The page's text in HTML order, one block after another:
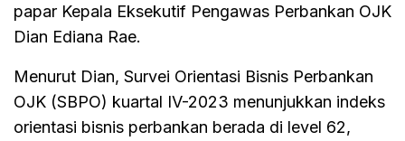
papar Kepala Eksekutif Pengawas Perbankan OJK
Dian Ediana Rae.
Menurut Dian, Survei Orientasi Bisnis Perbankan
OJK (SBPO) kuartal IV-2023 menunjukkan indeks
orientasi bisnis perbankan berada di level 62,